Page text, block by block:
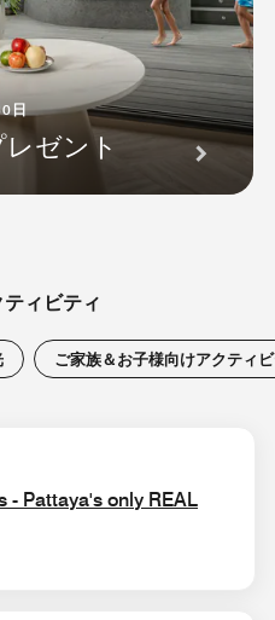
日
ゼント
ィビティ
ご家族＆お子様向けアクティ
- Pattaya's only REAL